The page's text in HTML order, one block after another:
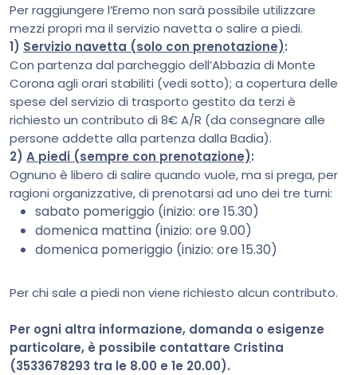
Per raggiungere l’Eremo non sarà possibile utilizzare
mezzi propri ma il servizio navetta o salire a piedi.
1) Servizio navetta (solo con prenotazione):
Con partenza dal parcheggio dell’Abbazia di Monte
Corona agli orari stabiliti (vedi sotto); a copertura delle
spese del servizio di trasporto gestito da terzi è
richiesto un contributo di 8€ A/R (da consegnare alle
persone addette alla partenza dalla Badia).
2) A piedi (sempre con prenotazione):
Ognuno è libero di salire quando vuole, ma si prega, per
ragioni organizzative, di prenotarsi ad uno dei tre turni:
sabato pomeriggio (inizio: ore 15.30)
domenica mattina (inizio: ore 9.00)
domenica pomeriggio (inizio: ore 15.30)
Per chi sale a piedi non viene richiesto alcun contributo.
Per ogni altra informazione, domanda o esigenze
particolare, è possibile contattare Cristina
(3533678293 tra le 8.00 e 1e 20.00).